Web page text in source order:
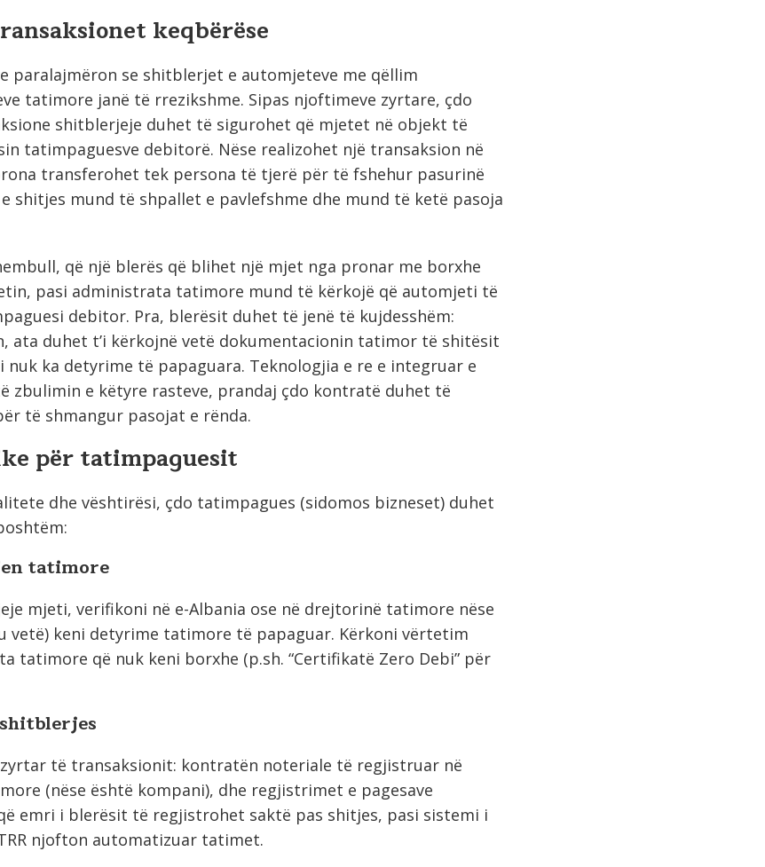
keqbërëse
paralajmëron se shitblerjet e automjeteve me qëllim
tatimore janë të rrezikshme. Sipas njoftimeve zyrtare, çdo
shitblerjeje duhet të sigurohet që mjetet në objekt të
tatimpaguesve debitorë. Nëse realizohet një transaksion në
transferohet tek persona të tjerë për të fshehur pasurinë
shitjes mund të shpallet e pavlefshme dhe mund të ketë pasoja
që një blerës që blihet një mjet nga pronar me borxhe
pasi administrata tatimore mund të kërkojë që automjeti të
debitor. Pra, blerësit duhet të jenë të kujdesshëm:
ata duhet t’i kërkojnë vetë dokumentacionin tatimor të shitësit
nuk ka detyrime të papaguara. Teknologjia e re e integruar e
zbulimin e këtyre rasteve, prandaj çdo kontratë duhet të
të shmangur pasojat e rënda.
për tatimpaguesit
dhe vështirësi, çdo tatimpagues (sidomos bizneset) duhet
tatimore
mjeti, verifikoni në e-Albania ose në drejtorinë tatimore nëse
vetë) keni detyrime tatimore të papaguar. Kërkoni vërtetim
tatimore që nuk keni borxhe (p.sh. “Certifikatë Zero Debi” për
të transaksionit: kontratën noteriale të regjistruar në
(nëse është kompani), dhe regjistrimet e pagesave
emri i blerësit të regjistrohet saktë pas shitjes, pasi sistemi i
njofton automatizuar tatimet.